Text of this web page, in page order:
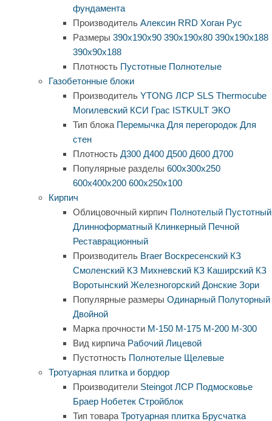
фундамента
Производитель Алексин RRD Хоган Рус
Размеры 390х190х90 390х190х80 390х190х188
390х90х188
Плотность Пустотные Полнотелые
Газобетонные блоки
Производитель YTONG ЛСР SLS Thermocube
Могилевский КСИ Грас ISTKULT ЭКО
Тип блока Перемычка Для перегородок Для
стен
Плотность Д300 Д400 Д500 Д600 Д700
Популярные разделы 600х300х250
600х400х200 600х250х100
Кирпич
Облицовочный кирпич Полнотелый Пустотный
Длинноформатный Клинкерный Печной
Реставрационный
Производитель Braer Воскресенский КЗ
Смоленский КЗ Михневский КЗ Каширский КЗ
Воротынский Железногорский Донские Зори
Популярные размеры Одинарный Полуторный
Двойной
Марка прочности М-150 М-175 М-200 М-300
Вид кирпича Рабочий Лицевой
Пустотность Полнотелые Щелевые
Тротуарная плитка и бордюр
Производители Steingot ЛСР Подмосковье
Браер Нобетек Стройблок
Тип товара Тротуарная плитка Брусчатка